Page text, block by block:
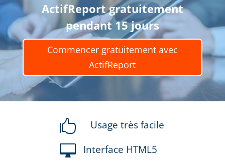
ActifReportgratuitement
pendant 15 jours
Commencer gratuitement avec
ActifReport
 Usage très facile
 Interface HTML5